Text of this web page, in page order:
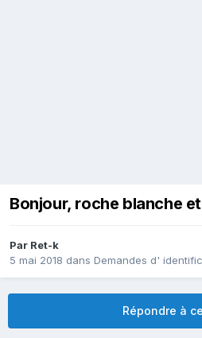
Bonjour, roche blanche
Par Ret-k
5 mai 2018 dans Demandes d'
Répondre à